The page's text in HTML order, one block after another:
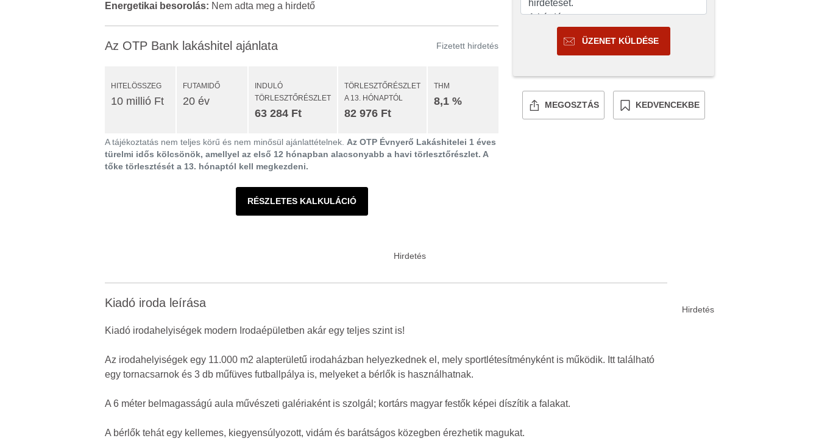
Energetikai besorolás: Nem adta meg a hirdető
Az OTP Bank lakáshitel ajánlata Fizetett hirdetés
HITELÖSSZEG
10 millió Ft
FUTAMIDŐ
20 év
INDULÓ
TÖRLESZTŐRÉSZLET
63 284 Ft
TÖRLESZTŐRÉSZLET
A 13. HÓNAPTÓL
82 976 Ft
THM
8,1 %
A tájékoztatás nem teljes körű és nem minősül ajánlattételnek. Az OTP Évnyerő Lakáshitelei 1 éves
türelmi idős kölcsönök, amellyel az első 12 hónapban alacsonyabb a havi törlesztőrészlet. A
tőke törlesztését a 13. hónaptól kell megkezdeni.
RÉSZLETES KALKULÁCIÓ
ÜZENET KÜLDÉSE
MEGOSZTÁS KEDVENCEKBE
Kiadó iroda leírása
Kiadó irodahelyiségek modern Irodaépületben akár egy teljes szint is!
Az irodahelyiségek egy 11.000 m2 alapterületű irodaházban helyezkednek el, mely sportlétesítményként is működik. Itt található
egy tornacsarnok és 3 db műfüves futballpálya is, melyeket a bérlők is használhatnak.
A 6 méter belmagasságú aula művészeti galériaként is szolgál; kortárs magyar festők képei díszítik a falakat.
A bérlők tehát egy kellemes, kiegyensúlyozott, vidám és barátságos közegben érezhetik magukat.